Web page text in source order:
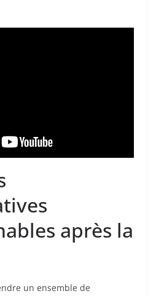
après la
un ensemble de